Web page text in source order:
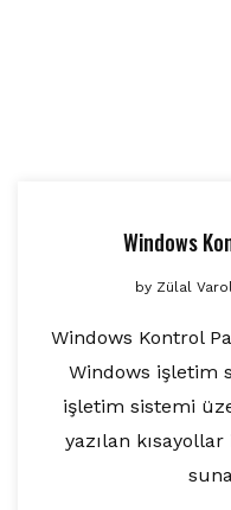
Windows
by Zülal Varol
Windows Kontrol
Windows işletim
işletim sistemi
yazılan